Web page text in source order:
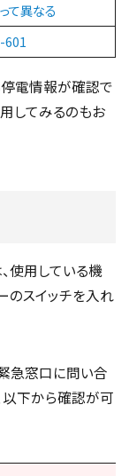
て異なる
601
電情報が確認で
してみるのもお
使用している機
のスイッチを入れ
急窓口に問い合
以下から確認が可